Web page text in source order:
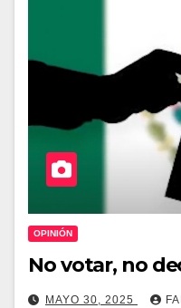
OPINIÓN
No votar, no
MAYO 30, 2025